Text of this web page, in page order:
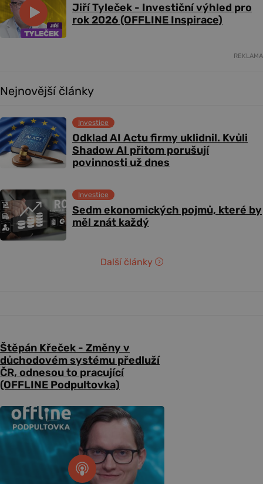
Jiří Tyleček - Investiční výhled pro
rok 2026 (OFFLINE Inspirace)
REKLAMA
Nejnovější články
Odklad AI Actu firmy uklidnil. Kvůli
Shadow AI přitom porušují
povinnosti už dnes
Investice
Sedm ekonomických pojmů, které by
měl znát každý
Investice
Další články
Štěpán Křeček - Změny v
důchodovém systému předluží
ČR, odnesou to pracující
(OFFLINE Podpultovka)